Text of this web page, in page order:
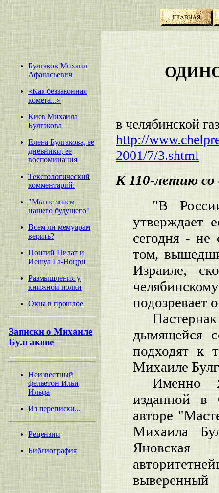
Булгаков Михаил
Афанасьевич
«Как беззаконная
комета...»
Киев Михаила
Булгакова
Елена Булгакова, ее
дневники, ее
воспоминания
Текстологический
комментарий.
"Мы не знаем
нашего будущего"
Всем ли мемуарам
верить?
Понтий Пилат и
Иешуа Га-Ноцри
Размышления у
книжной полки
Окна в прошлое
Записки о Михаиле
Булгакове
Неизвестный
фельетон Ильи
Ильфа
Из переписки...
Рецензии
Библиография
в челябинской
http://
2001/7/3.shtml
К 110-летию со
"В
утверждает
сегодня - не
том,
Израиле,
подозревает
дымящейся
подходят к
Михаиле
Именно
изданной в
авторе
Михаила